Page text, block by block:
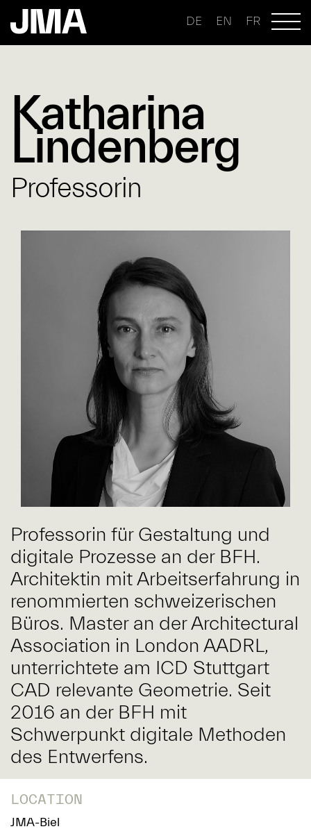
DE EN FR
Katharina
Lindenberg
Professorin
Professorin für Gestaltung und
digitale Prozesse an der BFH.
Architektin mit Arbeitserfahrung in
renommierten schweizerischen
Büros. Master an der Architectural
Association in London AADRL,
unterrichtete am ICD Stuttgart
CAD relevante Geometrie. Seit
2016 an der BFH mit
Schwerpunkt digitale Methoden
des Entwerfens.
LOCATION
JMA-Biel